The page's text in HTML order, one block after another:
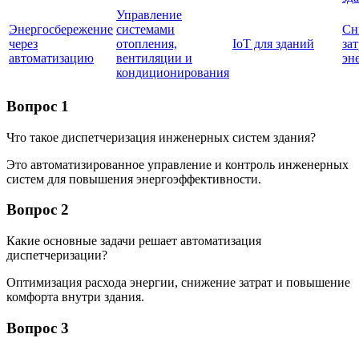
Энергосбережение
через
автоматизацию
Управление
системами
отопления,
вентиляции и
кондиционирования
IoT для зданий
Вопрос 1
Что такое диспетчеризация инженерных систем здания?
Это автоматизированное управление и контроль инженерных
систем для повышения энергоэффективности.
Вопрос 2
Какие основные задачи решает автоматизация
диспетчеризации?
Оптимизация расхода энергии, снижение затрат и повышение
комфорта внутри здания.
Вопрос 3